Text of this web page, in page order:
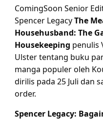
ComingSoon Senior
Spencer LegacyThe
Househusband: The
Housekeeping penulis
Ulster tentang buku
manga populer oleh
dirilis pada 25 Juli dan
order.
Spencer Legacy: